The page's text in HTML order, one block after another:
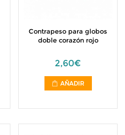
Contrapeso para globos
doble corazón rojo
2,60€
AÑADIR